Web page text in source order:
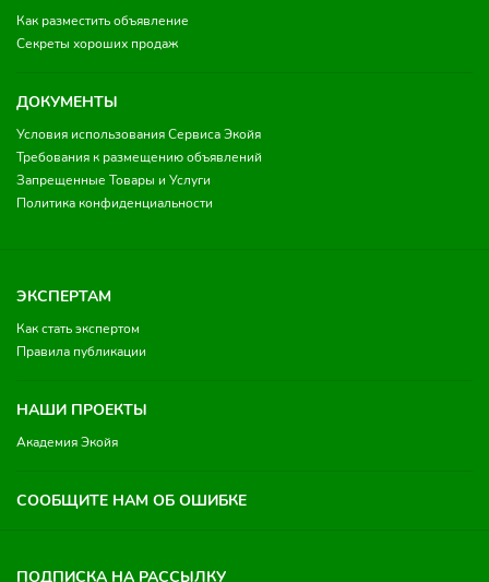
Как разместить объявление
Секреты хороших продаж
ДОКУМЕНТЫ
Условия использования Сервиса Экойя
Требования к размещению объявлений
Запрещенные Товары и Услуги
Политика конфиденциальности
ЭКСПЕРТАМ
Как стать экспертом
Правила публикации
НАШИ ПРОЕКТЫ
Академия Экойя
СООБЩИТЕ НАМ ОБ ОШИБКЕ
ПОДПИСКА НА РАССЫЛКУ